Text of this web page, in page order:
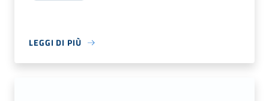
LEGGI DI PIÙ